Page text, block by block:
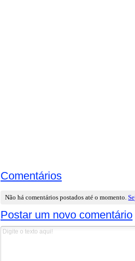
Comentários
Não há comentários postados até o momento.
Postar um novo comentário